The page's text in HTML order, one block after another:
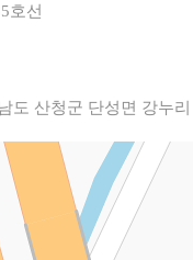
호선
도 산청군 단성면 강누리